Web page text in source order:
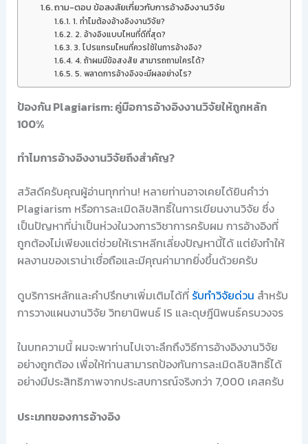
ถาม-ตอบ ข้อสงสัยเกี่ยวกับการอ้างอิงงานวิจัย
1. ทำไมต้องอ้างอิงงานวิจัย?
2. อ้างอิงแบบไหนที่ดีที่สุด?
3. โปรแกรมไหนที่ควรใช้ในการอ้างอิง?
4. ถ้าผมมีข้อสงสัย สามารถถามใครได้?
5. พลาดการอ้างอิงจะมีผลอย่างไร?
ป้องกัน Plagiarism: คู่มือการอ้างอิงงานวิจัยให้ถูกหลัก
100%
ทำไมการอ้างอิงงานวิจัยถึงสำคัญ?
สวัสดีครับคุณผู้อ่านทุกท่าน! หลายท่านอาจเคยได้ยินคำว่า
Plagiarism หรือการละเมิดลิขสิทธิ์ในการเขียนงานวิจัย ซึ่ง
เป็นปัญหาที่น่าเป็นห่วงในวงการวิชาการครับผม การอ้างอิงที่
ถูกต้องไม่เพียงแต่ช่วยให้เราหลีกเลี่ยงปัญหานี้ได้ แต่ยังทำให้
ผลงานของเราน่าเชื่อถือและมีคุณค่ามากยิ่งขึ้นด้วยครับ
ดูบริการหลักและคำปรึกษาเพิ่มเติมได้ที่ รับทำวิจัยด่วน สำหรับ
การวางแผนงานวิจัย วิทยานิพนธ์ IS และดุษฎีนิพนธ์ครบวงจร
ในบทความนี้ ผมจะพาท่านไปเจาะลึกถึงวิธีการอ้างอิงงานวิจัย
อย่างถูกต้อง เพื่อให้ท่านสามารถป้องกันการละเมิดลิขสิทธิ์ได้
อย่างมีประสิทธิภาพจากประสบการณ์จริงกว่า 7,000 เคสครับ
ประเภทของการอ้างอิง